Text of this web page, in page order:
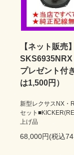
【ネット販売
プレゼント付
は1,500円）
新型レクサスNX・
セット
上げ品
68,000円(税込